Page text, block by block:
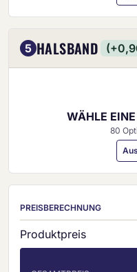
5 HALSBAND
WÄHLE
80
PREISBERECHNUNG
Produktpreis